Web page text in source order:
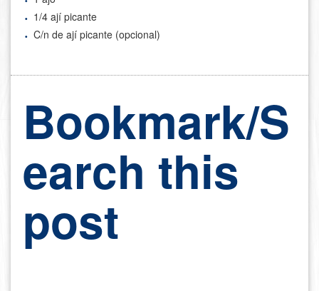
1/4 ají picante
C/n de ají picante (opcional)
Bookmark/S
earch this
post